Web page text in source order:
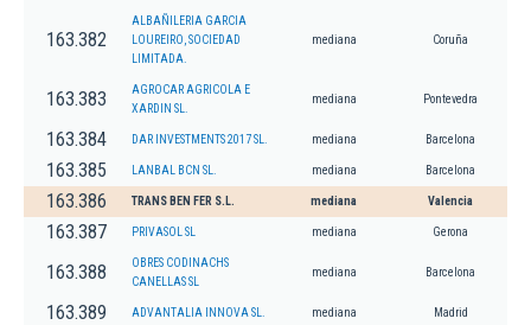
163.382
ALBAÑILERIA GARCIA
LOUREIRO, SOCIEDAD
LIMITADA.
mediana Coruña
163.383
AGROCAR AGRICOLA E
XARDIN SL.
mediana Pontevedra
163.384 DAR INVESTMENTS 2017 SL. mediana Barcelona
163.385 LANBAL BCN SL. mediana Barcelona
163.386 TRANS BEN FER S.L. mediana Valencia
163.387 PRIVASOL SL mediana Gerona
163.388
OBRES CODINACHS
CANELLAS SL
mediana Barcelona
163.389 ADVANTALIA INNOVA SL. mediana Madrid